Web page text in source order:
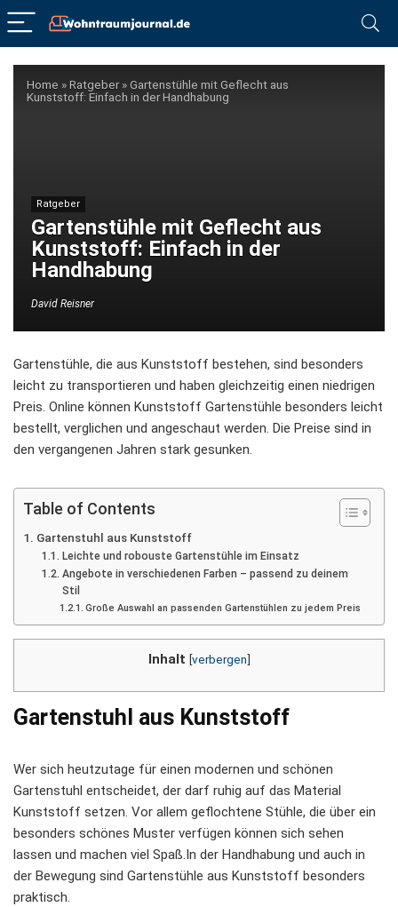
Home »Ratgeber»Gartenstühle mit Geflecht aus
Kunststoff: Einfach in der Handhabung
Ratgeber
Gartenstühle mit Geflecht aus
Kunststoff: Einfach in der
Handhabung
David Reisner
Gartenstühle, die aus Kunststoff bestehen, sind besonders
leicht zu transportieren und haben gleichzeitig einen niedrigen
Preis. Online können Kunststoff Gartenstühle besonders leicht
bestellt, verglichen und angeschaut werden. Die Preise sind in
den vergangenen Jahren stark gesunken.
Table of Contents
Gartenstuhl aus Kunststoff
Leichte und robouste Gartenstühle im Einsatz
Angebote in verschiedenen Farben – passend zu deinem
Stil
Große Auswahl an passenden Gartenstühlen zu jedem Preis
Inhalt [verbergen]
Gartenstuhl aus Kunststoff
Wer sich heutzutage für einen modernen und schönen
Gartenstuhl entscheidet, der darf ruhig auf das Material
Kunststoff setzen. Vor allem geflochtene Stühle, die über ein
besonders schönes Muster verfügen können sich sehen
lassen und machen viel Spaß.In der Handhabung und auch in
der Bewegung sind Gartenstühle aus Kunststoff besonders
praktisch.